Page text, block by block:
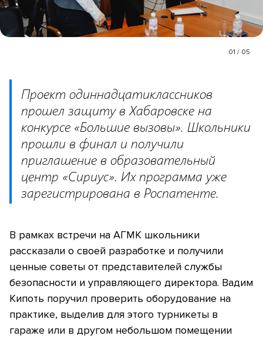
01 / 05
Проект одиннадцатиклассников
прошел защиту в Хабаровске на
конкурсе «Большие вызовы». Школьники
прошли в финал и получили
приглашение в образовательный
центр «Сириус». Их программа уже
зарегистрирована в Роспатенте.
В рамках встречи на АГМК школьники
рассказали о своей разработке и получили
ценные советы от представителей службы
безопасности и управляющего директора. Вадим
Кипоть поручил проверить оборудование на
практике, выделив для этого турникеты в
гараже или в другом небольшом помещении